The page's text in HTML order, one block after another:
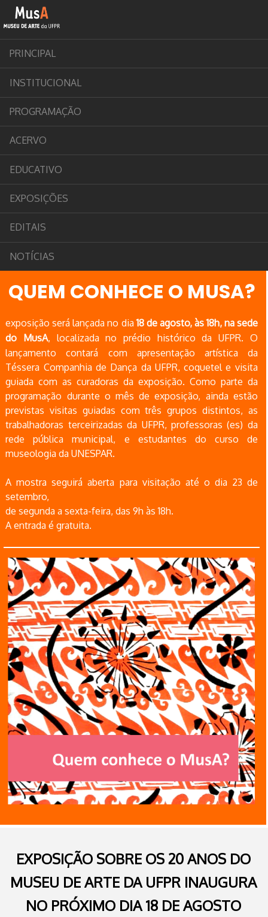
PRINCIPAL
INSTITUCIONAL
PROGRAMAÇÃO
ACERVO
EDUCATIVO
EXPOSIÇÕES
EDITAIS
NOTÍCIAS
QUEM CONHECE O MUSA?
exposição será lançada no dia 18 de agosto, às 18h, na sede
do MusA, localizada no prédio histórico da UFPR. O
lançamento contará com apresentação artística da
Téssera Companhia de Dança da UFPR, coquetel e visita
guiada com as curadoras da exposição. Como parte da
programação durante o mês de exposição, ainda estão
previstas visitas guiadas com três grupos distintos, as
trabalhadoras terceirizadas da UFPR, professoras (es) da
rede pública municipal, e estudantes do curso de
museologia da UNESPAR.
A mostra seguirá aberta para visitação até o dia 23 de
setembro,
de segunda a sexta-feira, das 9h às 18h.
A entrada é gratuita.
EXPOSIÇÃO SOBRE OS 20 ANOS DO
MUSEU DE ARTE DA UFPR INAUGURA
NO PRÓXIMO DIA 18 DE AGOSTO